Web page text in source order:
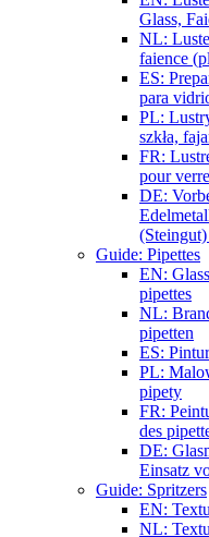
Glass,
NL:
faience
ES:
para
PL:
szkła,
FR:
pour
DE:
Guide: Pipettes
EN:
pipettes
NL:
pipetten
ES:
PL:
pipety
FR:
des
DE:
Einsatz
Guide: Spritzers
EN:
NL: